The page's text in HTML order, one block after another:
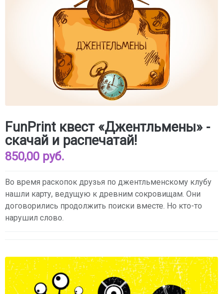
FunPrint квест «Джентльмены» -
скачай и распечатай!
850,00 руб.
Во время раскопок друзья по джентльменскому клубу
нашли карту, ведущую к древним сокровищам. Они
договорились продолжить поиски вместе. Но кто-то
нарушил слово.